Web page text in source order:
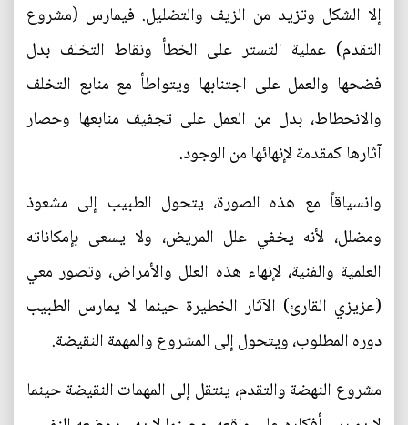
إلا الشكل وتزيد من الزيف والتضليل. فيمارس (مشروع
التقدم) عملية التستر على الخطأ ونقاط التخلف بدل
فضحها والعمل على اجتنابها ويتواطأ مع منابع التخلف
والانحطاط، بدل من العمل على تجفيف منابعها وحصار
آثارها كمقدمة لإنهائها من الوجود.
وانسياقاً مع هذه الصورة، يتحول الطبيب إلى مشعوذ
ومضلل، لأنه يخفي علل المريض، ولا يسعى بإمكاناته
العلمية والفنية، لإنهاء هذه العلل والأمراض، وتصور معي
(عزيزي القارئ) الآثار الخطيرة حينما لا يمارس الطبيب
دوره المطلوب، ويتحول إلى المشروع والمهمة النقيضة.
مشروع النهضة والتقدم، ينتقل إلى المهمات النقيضة حينما